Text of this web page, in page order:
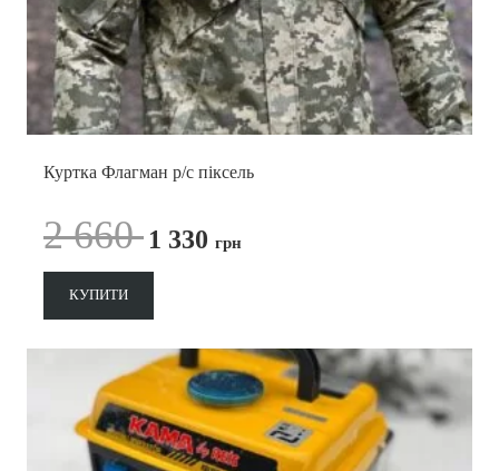
Куртка Флагман р/с піксель
2 660 1 330 грн
КУПИТИ